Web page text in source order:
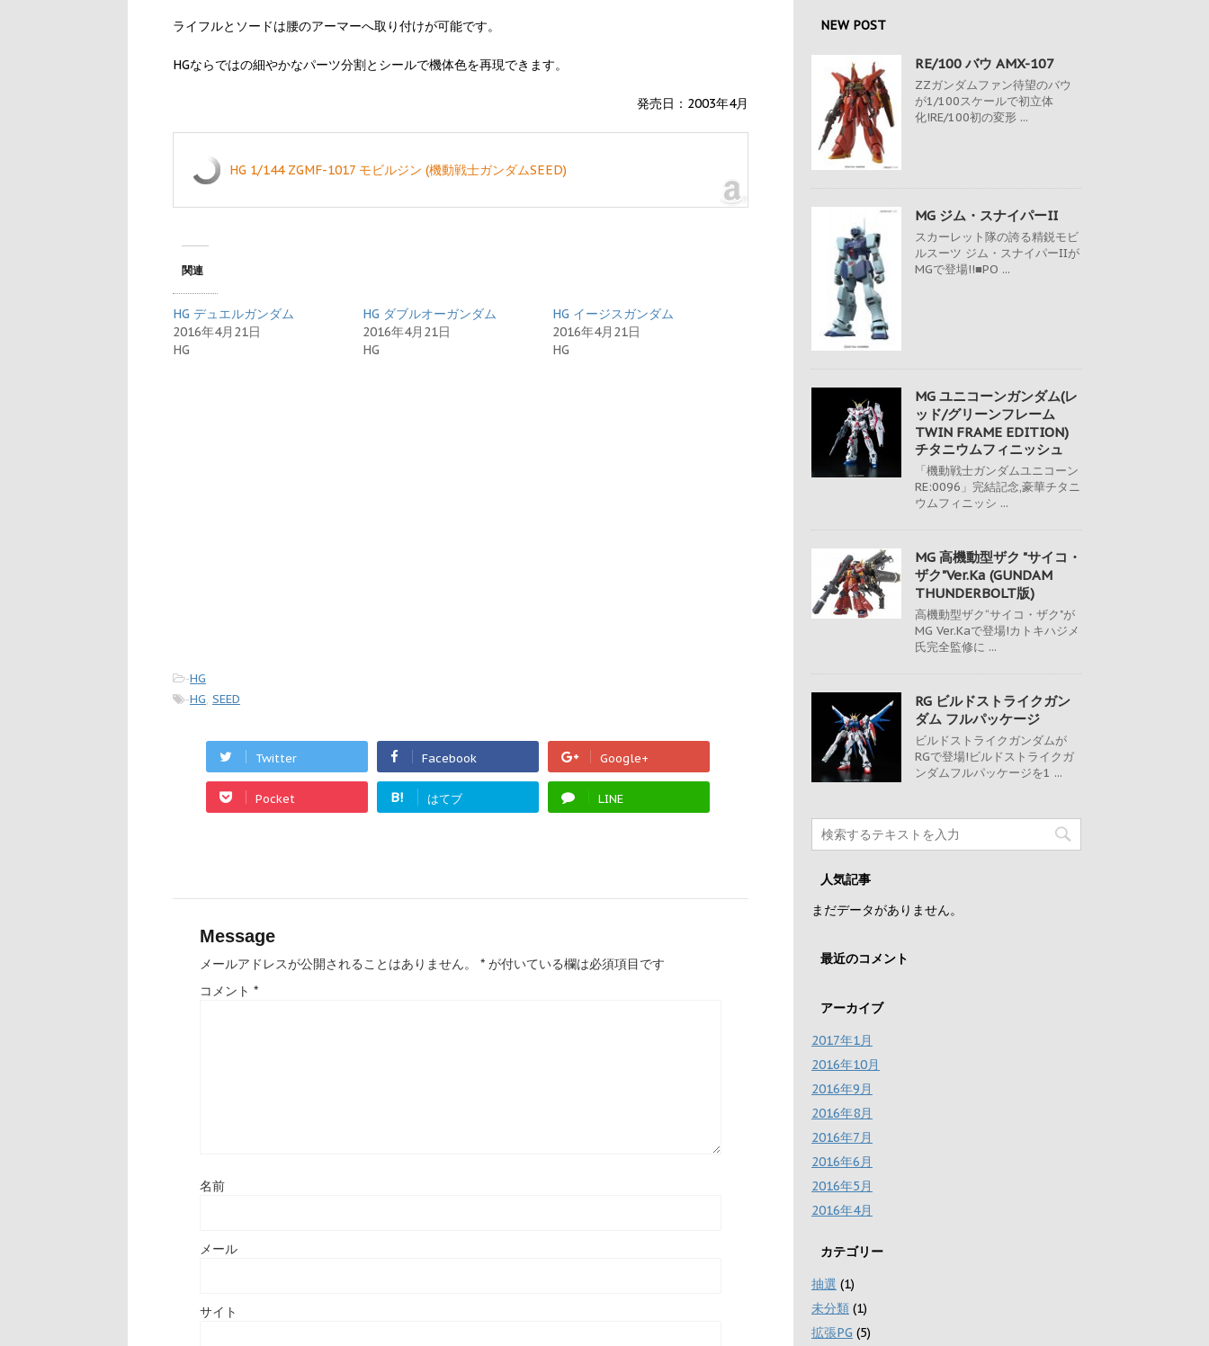
ライフルとソードは腰のアーマーへ取り付けが可能です。
HGならではの細やかなパーツ分割とシールで機体色を再現できます。
発売日：2003年4月
HG 1/144 ZGMF-1017 モビルジン (機動戦士ガンダムSEED)
関連
HG デュエルガンダム
2016年4月21日
HG
HG ダブルオーガンダム
2016年4月21日
HG
HG イージスガンダム
2016年4月21日
HG
-HG
-HG, SEED
Twitter Facebook Google+
Pocket B! はてブ LINE
Message
メールアドレスが公開されることはありません。 * が付いている欄は必須項目です
コメント *
名前
メール
サイト
NEW POST
RE/100 バウ AMX-107
ZZガンダムファン待望のバウ
が1/100スケールで初立体
化!RE/100初の変形 ...
MG ジム・スナイパーII
スカーレット隊の誇る精鋭モビ
ルスーツ ジム・スナイパーIIが
MGで登場!!■PO ...
MG ユニコーンガンダム(レ
ッド/グリーンフレーム
TWIN FRAME EDITION)
チタニウムフィニッシュ
「機動戦士ガンダムユニコーン
RE:0096」完結記念,豪華チタニ
ウムフィニッシ ...
MG 高機動型ザク "サイコ・
ザク"Ver.Ka (GUNDAM
THUNDERBOLT版)
高機動型ザク“サイコ・ザク"が
MG Ver.Kaで登場!カトキハジメ
氏完全監修に ...
RG ビルドストライクガン
ダム フルパッケージ
ビルドストライクガンダムが
RGで登場!ビルドストライクガ
ンダムフルパッケージを1 ...
人気記事
まだデータがありません。
最近のコメント
アーカイブ
2017年1月
2016年10月
2016年9月
2016年8月
2016年7月
2016年6月
2016年5月
2016年4月
カテゴリー
抽選 (1)
未分類 (1)
拡張PG (5)